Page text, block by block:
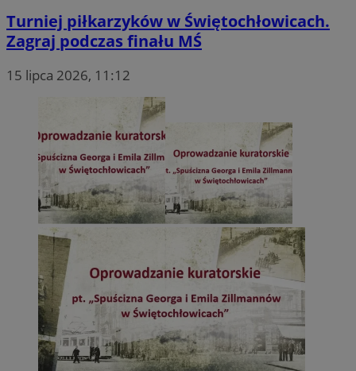
Turniej piłkarzyków w Świętochłowicach.
Zagraj podczas finału MŚ
15 lipca 2026, 11:12